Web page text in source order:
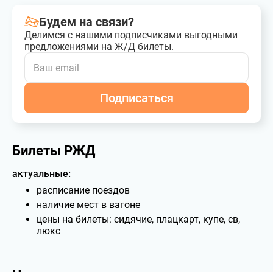
Будем на связи?
Делимся с нашими подписчиками выгодными
предложениями на Ж/Д билеты.
Подписаться
Билеты РЖД
актуальные:
расписание поездов
наличие мест в вагоне
цены на билеты: сидячие, плацкарт, купе, св,
люкс